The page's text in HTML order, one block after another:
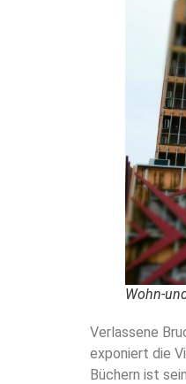
Wohn-
Verlassene
exponiert die
Büchern ist